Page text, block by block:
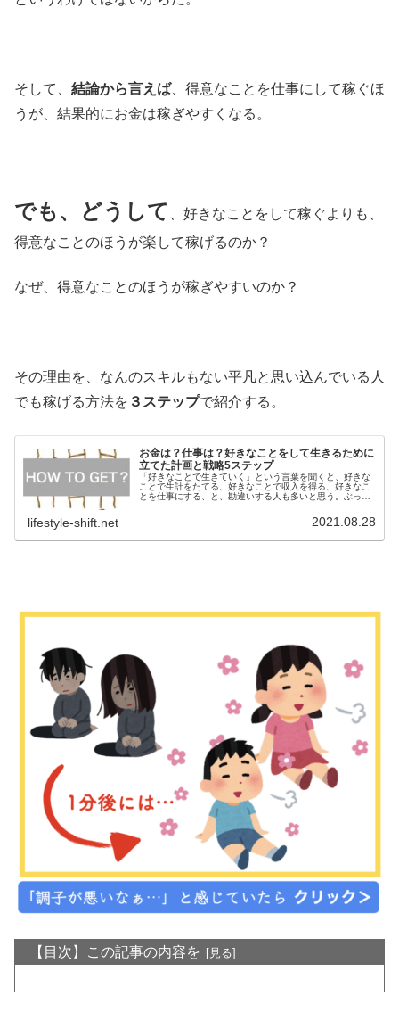
そして、 結論から言えば、得意なことを仕事にして稼ぐほ
うが、結果的にお金は稼ぎやすくなる。
でも、どうして
、好きなことをして稼ぐよりも、
得意なことのほうが楽して稼げるのか？
なぜ、得意なことのほうが稼ぎやすいのか？
その理由を、なんのスキルもない平凡と思い込んでいる人
でも稼げる方法を ３ステップで紹介する。
お金は？仕事は？好きなことをして生きるために
立てた計画と戦略5ステップ
「好きなことで生きていく」という言葉を聞くと、好きな
ことで生計をたてる、好きなことで収入を得る、好きなこ
とを仕事にする、と、勘違いする人も多いと思う。ぶっち
lifestyle-shift.net 2021.08.28
【目次】この記事の内容を